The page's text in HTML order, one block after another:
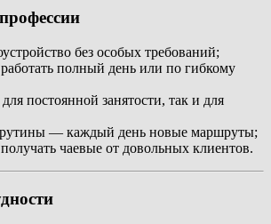
без особых требований;
полный день или по гибкому
постоянной занятости, так и для
— каждый день новые маршруты;
чаевые от довольных клиентов.